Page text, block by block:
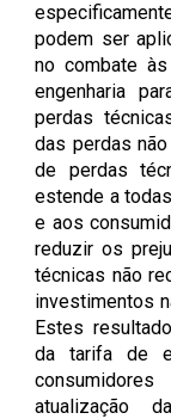
podem ser
no combate
engenharia
perdas
das perdas
de perdas
estende a
e aos
reduzir os
técnicas não
investimentos
Estes
da tarifa de
atualização